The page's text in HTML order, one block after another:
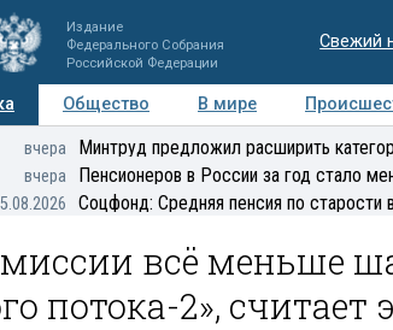
Издание
Федерального Собрания
Российской Федерации
Свежий
Общество В мире
Мнения Регионы Медиацентр
вчера Минтруд предложил расширить
вчера Пенсионеров в России за год стало
Соцфонд: Средняя пенсия по старости
всё меньше
потока-2», считает